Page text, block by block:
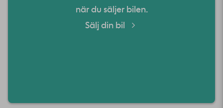
när du säljer bilen.
Sälj din bil